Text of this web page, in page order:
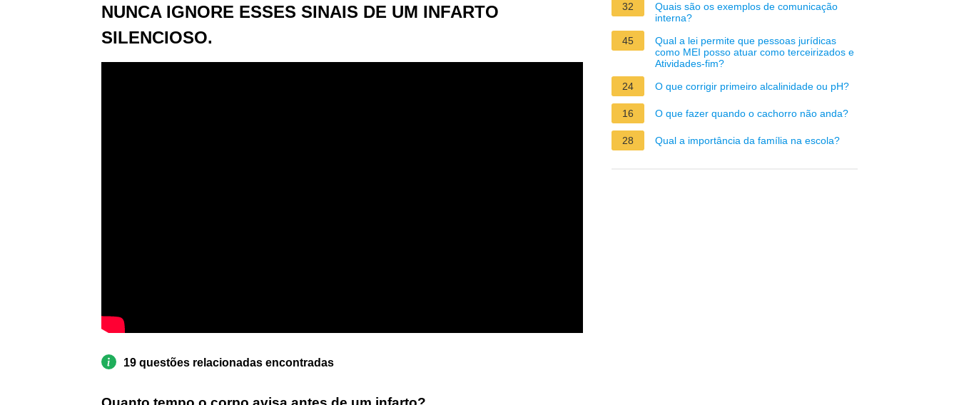
NUNCA IGNORE ESSES SINAIS DE UM INFARTO
SILENCIOSO.
19 questões relacionadas encontradas
32
Quais são os exemplos de comunicação
interna?
45
Qual a lei permite que pessoas jurídicas
como MEI posso atuar como terceirizados e
Atividades-fim?
24
O que corrigir primeiro alcalinidade ou pH?
16 O que fazer quando o cachorro não anda?
28 Qual a importância da família na escola?